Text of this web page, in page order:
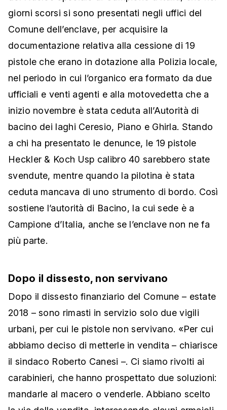
giorni scorsi si sono presentati negli uffici del
Comune dell’enclave, per acquisire la
documentazione relativa alla cessione di 19
pistole che erano in dotazione alla Polizia locale,
nel periodo in cui l’organico era formato da due
ufficiali e venti agenti e alla motovedetta che a
inizio novembre è stata ceduta all’Autorità di
bacino dei laghi Ceresio, Piano e Ghirla. Stando
a chi ha presentato le denunce, le 19 pistole
Heckler & Koch Usp calibro 40 sarebbero state
svendute, mentre quando la pilotina è stata
ceduta mancava di uno strumento di bordo. Così
sostiene l’autorità di Bacino, la cui sede è a
Campione d’Italia, anche se l’enclave non ne fa
più parte.
Dopo il dissesto, non servivano
Dopo il dissesto finanziario del Comune – estate
2018 – sono rimasti in servizio solo due vigili
urbani, per cui le pistole non servivano. «Per cui
abbiamo deciso di metterle in vendita – chiarisce
il sindaco Roberto Canesi –. Ci siamo rivolti ai
carabinieri, che hanno prospettato due soluzioni:
mandarle al macero o venderle. Abbiano scelto